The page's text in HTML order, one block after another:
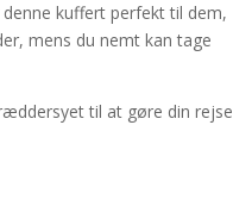
kuffert perfekt til dem,
mens du nemt kan tage
til at gøre din rejse